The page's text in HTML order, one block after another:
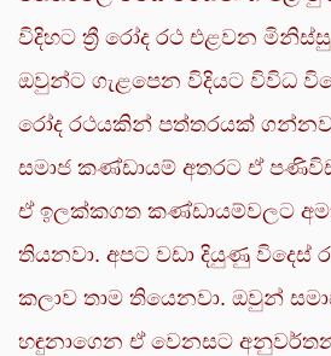
විදිහට ත්‍රී රෝද රථ එළවන
ඔවුන්ට ගැළපෙන විදියට විවිධ
රෝද රථයකින් පත්තරයක්
සමාජ කණ්ඩායම් අතරට ඒ
ඒ ඉලක්කගත කණ්ඩායම්වලට
තියනවා. අපට වඩා දියුණු විදෙස්
කලාව තාම තියෙනවා. ඔවුන්
හඳුනාගෙන ඒ වෙනසට